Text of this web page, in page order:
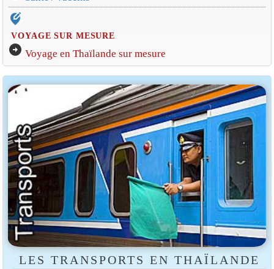
edit_location_alt
VOYAGE SUR MESURE
arrow_circle_right Voyage en Thaïlande sur mesure
LES TRANSPORTS EN THAÏLANDE